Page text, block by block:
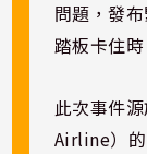
問題，發
踏板卡住
此次事件
Airline）